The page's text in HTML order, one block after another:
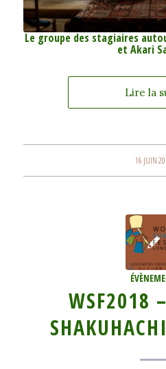
Le groupe des stagiaires
et Akari
Lire la
16 JUIN
WSF2018